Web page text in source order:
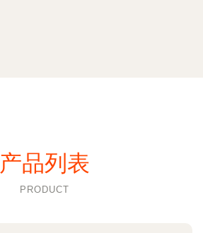
产品列表
PRODUCT